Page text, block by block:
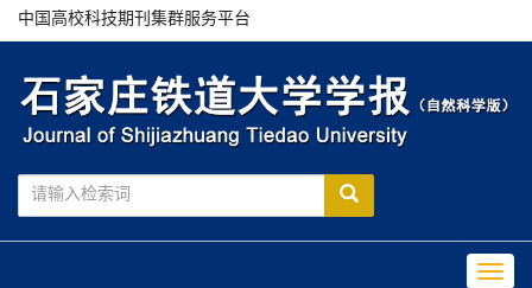
中国高校科技期刊集群服务平台